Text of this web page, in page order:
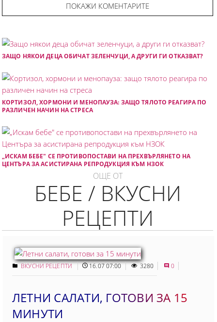
ПОКАЖИ КОМЕНТАРИТЕ
ЗАЩО НЯКОИ ДЕЦА ОБИЧАТ ЗЕЛЕНЧУЦИ, А ДРУГИ ГИ ОТКАЗВАТ?
КОРТИЗОЛ, ХОРМОНИ И МЕНОПАУЗА: ЗАЩО ТЯЛОТО РЕАГИРА ПО
РАЗЛИЧЕН НАЧИН НА СТРЕСА
„ИСКАМ БЕБЕ" СЕ ПРОТИВОПОСТАВИ НА ПРЕХВЪРЛЯНЕТО НА
ЦЕНТЪРА ЗА АСИСТИРАНА РЕПРОДУКЦИЯ КЪМ НЗОК
ОЩЕ ОТ
БЕБЕ / ВКУСНИ
РЕЦЕПТИ
ВКУСНИ РЕЦЕПТИ 16.07 07:00 3280 0
ЛЕТНИ САЛАТИ, ГОТОВИ ЗА 15
МИНУТИ